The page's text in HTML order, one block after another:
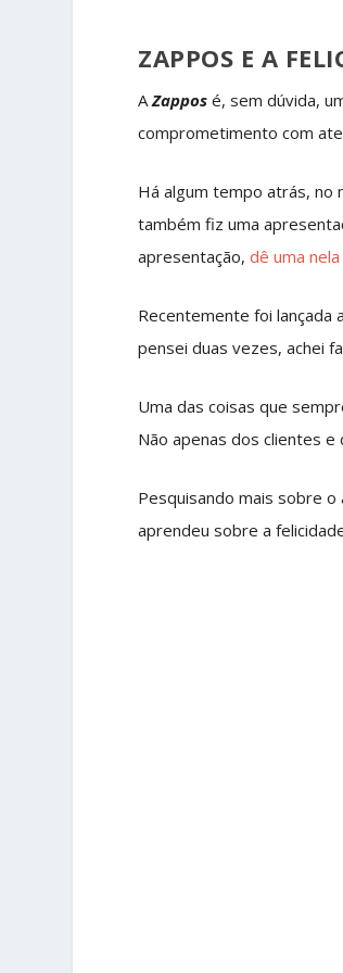
ZAPPOS E A
AZappos é, sem dúvida,
comprometimento com
Há algum tempo atrás, no
também fiz uma
apresentação,dê uma
Recentemente foi
pensei duas vezes, achei
Uma das coisas que
Não apenas dos clientes
Pesquisando mais sobre
aprendeu sobre a